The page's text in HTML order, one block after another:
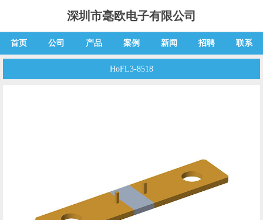
深圳市毫欧电子有限公司
首页 公司 产品 案例 新闻 招聘 联系
HoFL3-8518